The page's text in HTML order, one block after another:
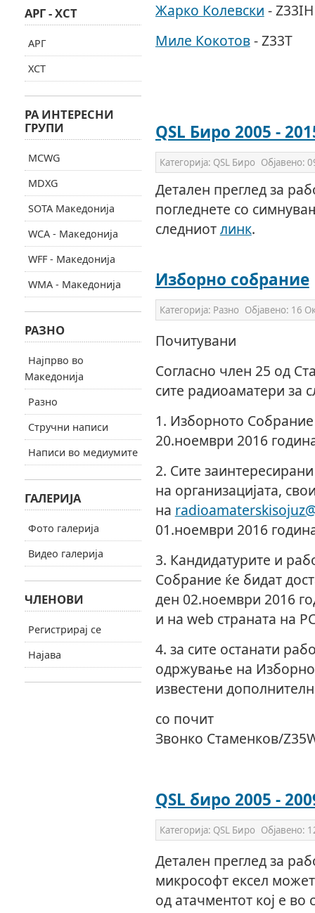
Жарко Колевски - Z33IH
Миле Кокотов- Z33T
QSL Биро 2005 -
Категорија: QSL Биро Објавено:
Детален преглед за
погледнете со
следниотлинк.
Изборно собрание
Категорија: Разно Објавено: 16
Почитувани
Согласно член 25 од
сите радиоаматери за
1. Изборното
20.ноември 2016
2. Сите
на организацијата,
на
01.ноември 2016
3. Кандидатурите и
Собрание ќе бидат
ден 02.ноември 2016
и на web страната на
4. за сите останати
одржување на
известени
со почит
Звонко Стаменков/
QSL биро 2005 -
Категорија: QSL Биро Објавено:
Детален преглед за
микрософт ексел
од атачментот кој е во
АРГ - ХСТ
АРГ
ХСТ
РА ИНТЕРЕСНИ
ГРУПИ
MCWG
MDXG
SOTA Македонија
WCA - Македонија
WFF - Македонија
WMA - Македонија
РАЗНО
Најпрво во
Македонија
Разно
Стручни написи
Написи во медиумите
ГАЛЕРИЈА
Фото галерија
Видео галерија
ЧЛЕНОВИ
Регистрирај се
Најава